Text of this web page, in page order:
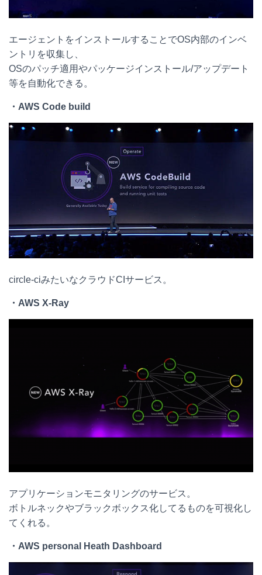
エージェントをインストールすることでOS内部のインベ
ントリを収集し、
OSのパッチ適用やパッケージインストール/アップデート
等を自動化できる。
・ AWS Code build
circle-ciみたいなクラウドCIサービス。
・ AWS X-Ray
アプリケーションモニタリングのサービス。
ボトルネックやブラックボックス化してるものを可視化し
てくれる。
・ AWS personal Heath Dashboard